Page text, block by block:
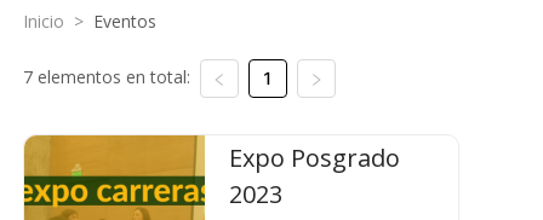
Inicio > Eventos
7 elementos en total: 1
Expo Posgrado
2023